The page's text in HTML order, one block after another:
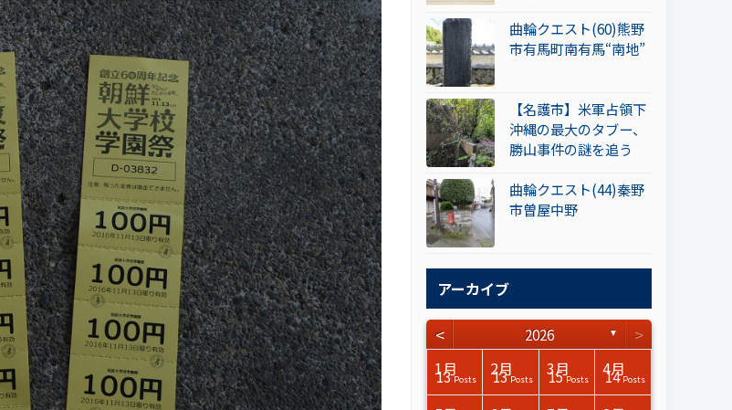
曲輪クエスト(60)熊野
市有馬町南有馬“南地”
【名護市】米軍占領下
沖縄の最大のタブー、
勝山事件の謎を追う
曲輪クエスト(44)秦野
市曽屋中野
アーカイブ
< 2026 ▼ >
1月
13 Posts
2月
13 Posts
3月
15 Posts
4月
14 Posts
1月
13 Posts
2月
13 Posts
3月
15 Posts
4月
1月
12 Posts
2月
12 Posts
3月
17 Posts
4月
1月
13 Posts
2月
14 Posts
3月
17 Posts
4月
1月
11 Posts
2月
12 Posts
3月
14 Posts
4月
1月
11 Posts
2月
14 Posts
3月
14 Posts
4月
1月
12 Posts
2月
13 Posts
3月
15 Posts
4月
1月
11 Posts
2月
12 Posts
3月
14 Posts
4月
1月
10 Posts
2月
12 Posts
3月
12 Posts
4月
1月
9 Posts
2月
11 Posts
3月
14 Posts
4月
1月
11 Posts
2月
13 Posts
3月
15 Posts
4月
1月
0 Posts
2月
0 Posts
3月
1 Post
4月
1月
0 Posts
2月
2 Posts
3月
0 Posts
4月
1月
0 Posts
2月
1 Post
3月
0 Posts
4月
1月
1 Post
2月
3 Posts
3月
3 Posts
4月
1月
0 Posts
2月
0 Posts
3月
0 Posts
4月
1月
0 Posts
2月
0 Posts
3月
0 Posts
4月